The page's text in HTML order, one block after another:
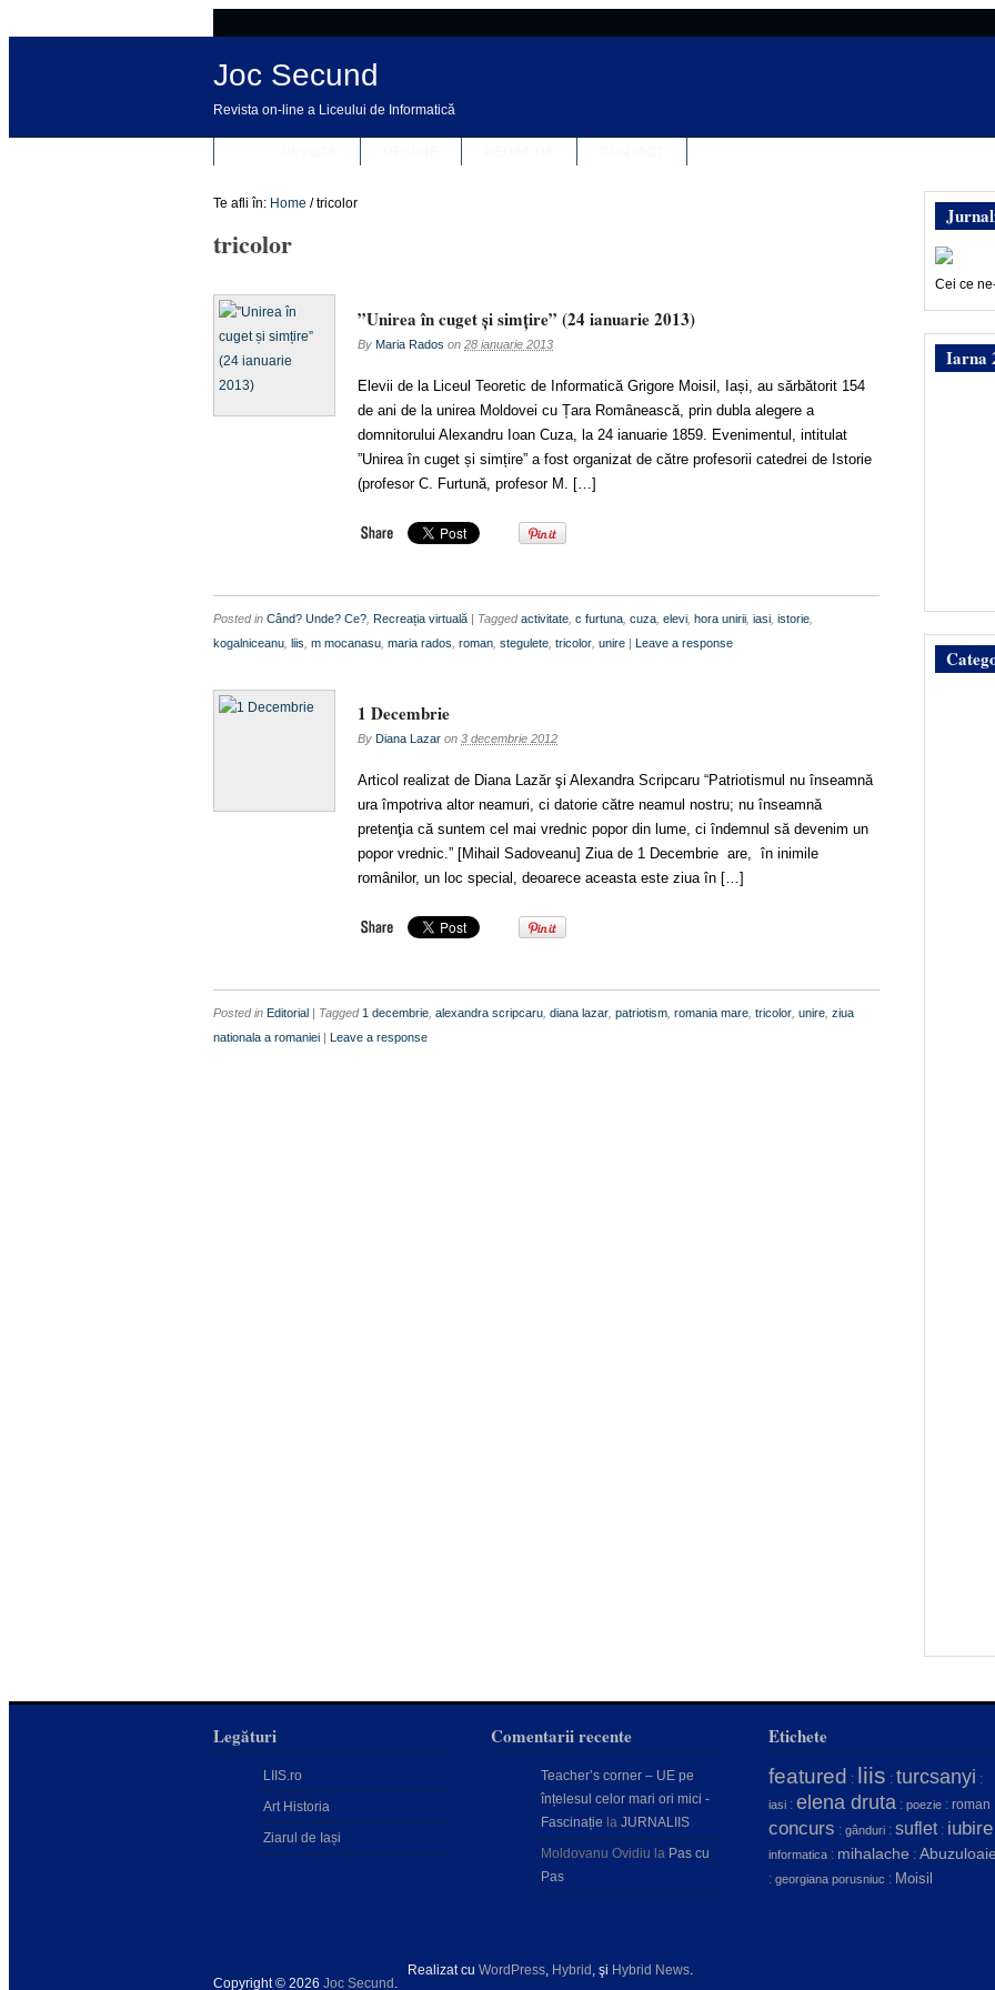
Joc Secund
Revista on-line a Liceului de Informatică
Te afli în: Home / tricolor
tricolor
”Unirea în cuget și simțire” (24 ianuarie 2013)
By Maria Rados on 28 ianuarie 2013
Elevii de la Liceul Teoretic de Informatică Grigore Moisil, Iași, au sărbătorit 154
de ani de la unirea Moldovei cu Țara Românească, prin dubla alegere a
domnitorului Alexandru Ioan Cuza, la 24 ianuarie 1859. Evenimentul, intitulat
”Unirea în cuget și simțire” a fost organizat de către profesorii catedrei de Istorie
(profesor C. Furtună, profesor M. […]
Posted in Când? Unde? Ce? Recreația virtuală | Taggedactivitate c furtuna cuza elevi hora unirii iasi istorie
kogalniceanu liis m mocanasu maria rados roman stegulete tricolor unire | Leave a response
1 Decembrie
By Diana Lazar on 3 decembrie 2012
Articol realizat de Diana Lazăr şi Alexandra Scripcaru “Patriotismul nu înseamnă
ura împotriva altor neamuri, ci datorie către neamul nostru; nu înseamnă
pretenţia că suntem cel mai vrednic popor din lume, ci îndemnul să devenim un
popor vrednic.” [Mihail Sadoveanu] Ziua de 1 Decembrie are, în inimile
românilor, un loc special, deoarece aceasta este ziua în […]
Posted in Editorial | Tagged 1 decembrie alexandra scripcaru diana lazar patriotism romania mare tricolor unire ziua
nationala a romaniei | Leave a response
Cei ce
Iarna
Legături
LIIS.ro
Art Historia
Ziarul de Iași
Comentarii recente
Teacher’s corner – UE pe
înțelesul celor mari ori mici -
Fascinație la JURNALIIS
Moldovanu Ovidiu la Pas cu
Pas
Etichete
featured : liis : turcsanyi :
iasi : elena druta : poezie : roman
concurs : gânduri : suflet: iubire
informatica : mihalache : Abuzuloaie
: georgiana porusniuc : Moisil
Copyright © 2026 Joc Secund .
Realizat cu WordPress, Hybrid , şi Hybrid News.